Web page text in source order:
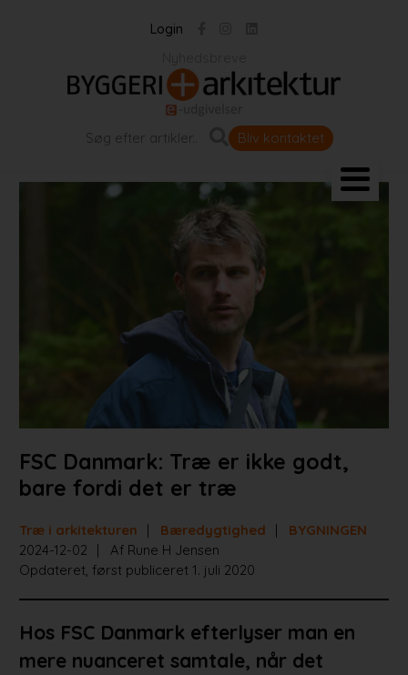
Login
Bliv kontaktet
Landskab og byrum
FSC Danmark: Træ er ikke godt,
bare fordi det er træ
Træ i arkitekturen Bæredygtighed
BYGNINGEN
2024-12-02
Af Rune H Jensen
Opdateret, først publiceret 1. juli 2020
Hos FSC Danmark efterlyser man en
mere nuanceret samtale, når det